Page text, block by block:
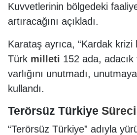
Kuvvetlerinin bölgedeki
artıracağını açıkladı.
Karataş ayrıca, “Kardak
Türk milleti 152 ada, adacık
varlığını unutmadı,
kullandı.
Terörsüz Türkiye Süreci
“Terörsüz Türkiye” adıyla